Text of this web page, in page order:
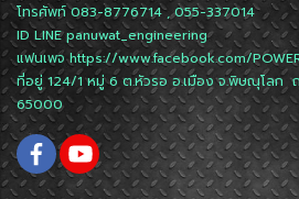
โทรศัพท์ 083-8776714 , 055-337014
ID LINEpanuwat_engineering
แฟนเพจhttps://www.facebook.com/
ที่อยู่ 124/1 หมู่ 6 ต.หัวรอ อ.เมือง จ.พิษณุโลก
65000